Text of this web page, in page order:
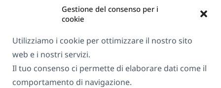
Gestione del consenso per i
cookie
Utilizziamo i cookie per ottimizzare il nostro sito
web e i nostri servizi.
Il tuo consenso ci permette di elaborare dati come il
comportamento di navigazione.
GDPR e Informativa sulla Privacy